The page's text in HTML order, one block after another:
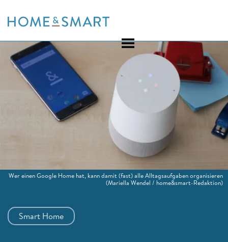
to
Smart Home
Wer einen Google Home hat, kann damit (fast) alle Alltagsaufgaben organisieren
(Mariella Wendel / home&smart-Redaktion)